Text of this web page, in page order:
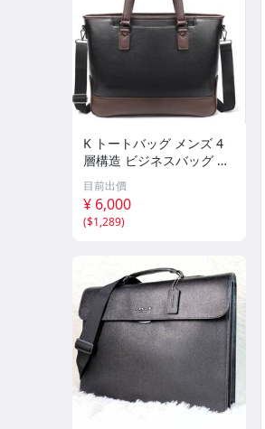
K トートバッグ メンズ 4
層構造 ビジネスバッグ 大
容量 PUレザー ビジネスト
ートバッグ A4 15.6インチ
PC収納 防水 カバン 多機
能 K7-55
目前出價
¥ 6,000
($1,289)